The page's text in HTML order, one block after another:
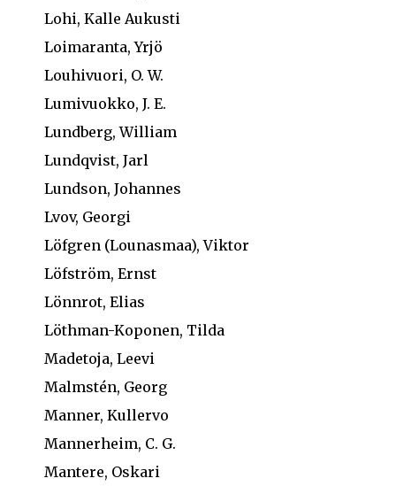
Lohi, Kalle Aukusti
Loimaranta, Yrjö
Louhivuori, O. W.
Lumivuokko, J. E.
Lundberg, William
Lundqvist, Jarl
Lundson, Johannes
Lvov, Georgi
Löfgren (Lounasmaa), Viktor
Löfström, Ernst
Lönnrot, Elias
Löthman-Koponen, Tilda
Madetoja, Leevi
Malmstén, Georg
Manner, Kullervo
Mannerheim, C. G.
Mantere, Oskari